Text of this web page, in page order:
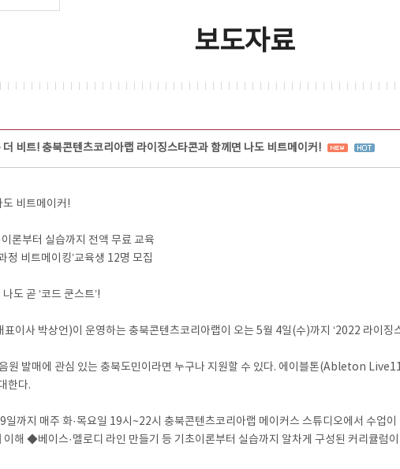
보도자료
더 비트! 충북콘텐츠코리아랩 라이징스타콘과 함께면 나도 비트메이커!
비트메이커!
론부터 실습까지 전액 무료 교육
비트메이킹’교육생 12명 모집
도 곧 ‘코드 쿤스트’!
이사 박상언)이 운영하는 충북콘텐츠코리아랩이 오는 5월 4일(수)까지 ‘2022 라이
원 발매에 관심 있는 충북도민이라면 누구나 지원할 수 있다. 에이블톤(Ableton
한다.
일까지 매주 화·목요일 19시~22시 충북콘텐츠코리아랩 메이커스 스튜디오에서 수
해 ◆베이스·멜로디 라인 만들기 등 기초이론부터 실습까지 알차게 구성된 커리큘럼